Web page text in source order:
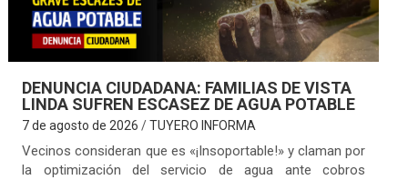
DENUNCIA CIUDADANA: FAMILIAS DE VISTA
LINDA SUFREN ESCASEZ DE AGUA POTABLE
7 de agosto de 2026 TUYERO INFORMA
Vecinos consideran que es «¡Insoportable!» y claman por
la optimización del servicio de agua ante cobros